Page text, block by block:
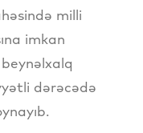
milli
imkan
dərəcədə